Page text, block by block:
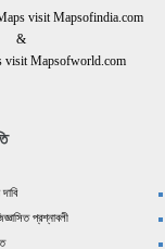
visit Mapsofindia.com
&
visit Mapsofworld.com
প্রশ্নাবলী